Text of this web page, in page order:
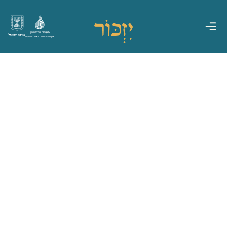
מדינת ישראל
משרד הביטחון
אגף משפחות, הנצחה ומורשת